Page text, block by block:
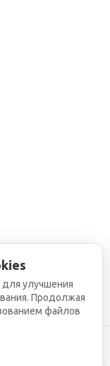
улучшения
Продолжая
файлов